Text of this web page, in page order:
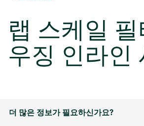
랩 스케일
우징 인라인
더 많은 정보가 필요하신가요?